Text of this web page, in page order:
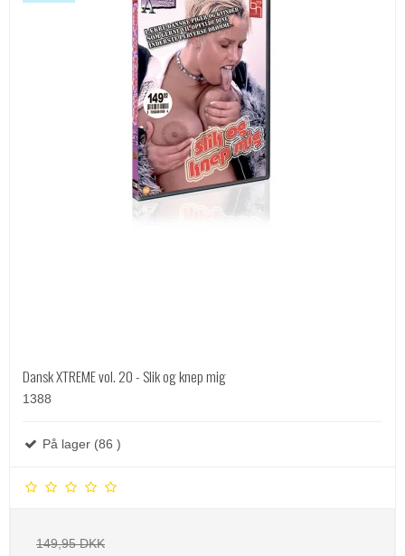
Dansk XTREME vol. 20 - Slik og knep mig
1388
På lager (86 )
149,95 DKK